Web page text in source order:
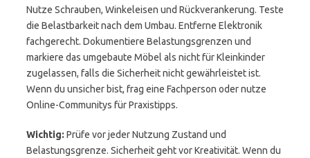
Nutze Schrauben, Winkeleisen und Rückverankerung. Teste
die Belastbarkeit nach dem Umbau. Entferne Elektronik
fachgerecht. Dokumentiere Belastungsgrenzen und
markiere das umgebaute Möbel als nicht für Kleinkinder
zugelassen, falls die Sicherheit nicht gewährleistet ist.
Wenn du unsicher bist, frag eine Fachperson oder nutze
Online-Communitys für Praxistipps.
Wichtig: Prüfe vor jeder Nutzung Zustand und
Belastungsgrenze. Sicherheit geht vor Kreativität. Wenn du